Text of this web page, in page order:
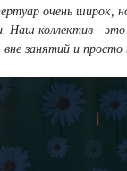
очень широк,
коллектив -
занятий и просто